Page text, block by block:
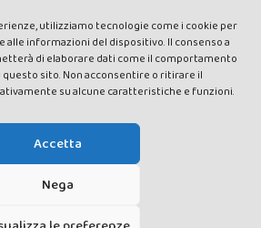
utilizziamo tecnologie come i cookie per
alle informazioni del dispositivo. Il consenso a
di elaborare dati come il comportamento
questo sito. Non acconsentire o ritirare il
su alcune caratteristiche e funzioni.
Accetta
Nega
registrata presso il Tribunale di Siena con
12/04/2014 - Direttrice Responsabile: Chiara
- Editore: Valdichiana
– P.IVA e C.F. 01377300528 –